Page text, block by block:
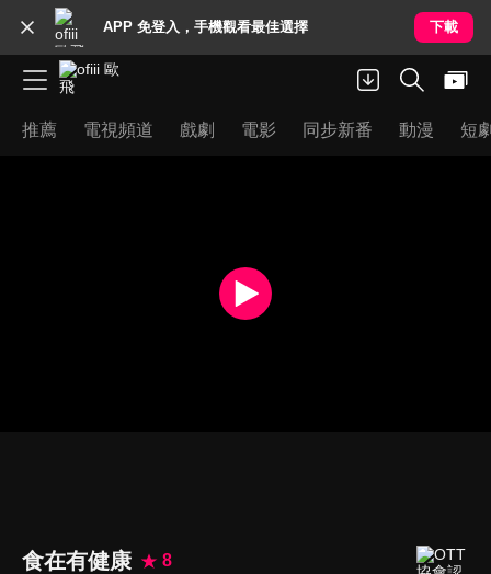
APP 免登入，手機觀看最佳選擇 下載
推薦 電視頻道 戲劇 電影 同步新番 動漫 短
食在有健康
8